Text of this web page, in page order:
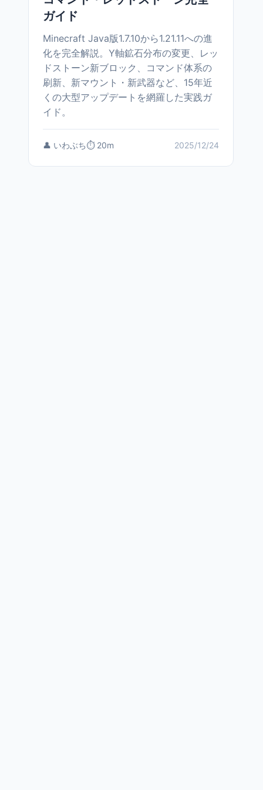
ガイド
Minecraft Java版1.7.10から1.21.11への進
化を完全解説。Y軸鉱石分布の変更、レッ
ドストーン新ブロック、コマンド体系の
刷新、新マウント・新武器など、15年近
くの大型アップデートを網羅した実践ガ
イド。
👤 いわぶち⏱️ 20m 2025/12/24